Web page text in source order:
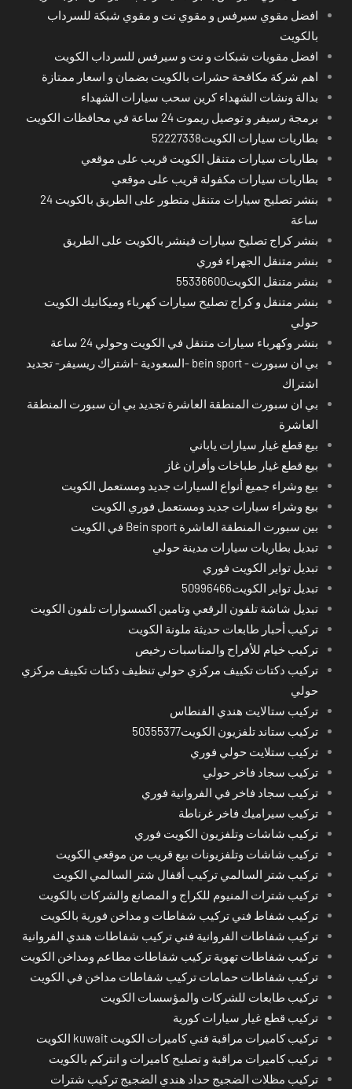
افضل مقوي سيرفس و مقوي نت و مقوي شبكة للسرداب
بالكويت
افضل مقويات شبكات و نت و سيرفس للسرداب الكويت
اهم شركة مكافحة حشرات بالكويت بضمان و اسعار ممتازة
بدالة ونشات الشهداء كرين سحب سيارات الشهداء
برمجة رسيفر و توصيل ريموت 24 ساعة في محافظات الكويت
بطاريات سيارات الكويت52227338
بطاريات سيارات متنقل الكويت قريب على موقعي
بطاريات سيارات مكفولة قريب على موقعي
بنشر تصليح سيارات متنقل متطور على الطريق بالكويت 24
ساعة
بنشر كراج تصليح سيارات فينشر بالكويت على الطريق
بنشر متنقل الجهراء فوري
بنشر متنقل الكويت55336600
بنشر متنقل و كراج تصليح سيارات كهرباء وميكانيك الكويت
حولي
بنشر وكهرباء سيارات متنقل في الكويت وحولي 24 ساعة
بي ان سبورت - bein sport -السعودية -اشتراك ريسيفر- تجديد
اشتراك
بي ان سبورت المنطقة العاشرة تجديد بي ان سبورت المنطقة
العاشرة
بيع قطع غيار سيارات ياباني
بيع قطع غيار طباخات وأفران غاز
بيع وشراء جميع أنواع السيارات جديد ومستعمل الكويت
بيع وشراء سيارات جديد ومستعمل فوري الكويت
بين سبورت المنطقة العاشرة Bein sport في الكويت
تبديل بطاريات سيارات مدينة حولي
تبديل تواير الكويت فوري
تبديل تواير الكويت50996466
تبديل شاشة تلفون الرقعي وتامين اكسسوارات تلفون الكويت
تركيب أحبار طابعات حديثة ملونة الكويت
تركيب خيام للأفراح والمناسبات رخيص
تركيب دكتات تكييف مركزي حولي تنظيف دكتات تكييف مركزي
حولي
تركيب ستالايت هندي الفنطاس
تركيب ستاند تلفزيون الكويت50355377
تركيب ستلايت حولي فوري
تركيب سجاد فاخر حولي
تركيب سجاد فاخر في الفروانية فوري
تركيب سيراميك فاخر غرناطة
تركيب شاشات وتلفزيون الكويت فوري
تركيب شاشات وتلفزيونات بيع قريب من موقعي الكويت
تركيب شتر السالمي تركيب أقفال شتر السالمي الكويت
تركيب شترات المنيوم للكراج و المصانع والشركات بالكويت
تركيب شفاط فني تركيب شفاطات و مداخن فورية بالكويت
تركيب شفاطات الفروانية فني تركيب شفاطات هندي الفروانية
تركيب شفاطات تهوية تركيب شفاطات مطاعم ومداخن الكويت
تركيب شفاطات حمامات تركيب شفاطات مداخن في الكويت
تركيب طابعات للشركات والمؤسسات الكويت
تركيب قطع غيار سيارات كورية
تركيب كاميرات مراقبة فني كاميرات الكويت kuwait الكويت
تركيب كاميرات مراقبة و تصليح كاميرات و انتركم بالكويت
تركيب مظلات الضجيج حداد هندي الضجيج تركيب شترات